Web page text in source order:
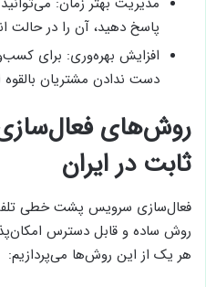
پاسخ دهید، آن را در حالت
افزایش بهره‌وری: برای
دست ندادن مشتریان
روش‌های
ثابت در ایران
فعال‌سازی سرویس پشت خطی
روش ساده و قابل دسترس
هر یک از این روش‌ها می‌پردازیم: